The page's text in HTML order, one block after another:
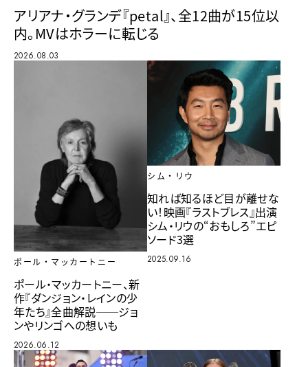
アリアナ・グランデ『petal』、全12曲が15位以
内。MVはホラーに転じる
2026.08.03
ポール・マッカートニー
ポール・マッカートニー、新
作『ダンジョン・レインの少
年たち』全曲解説──ジョ
ンやリンゴへの想いも
2026.06.12
シム・リウ
知れば知るほど目が離せな
い！映画『ラストブレス』出演
シム・リウの“おもしろ”エピ
ソード3選
2025.09.16